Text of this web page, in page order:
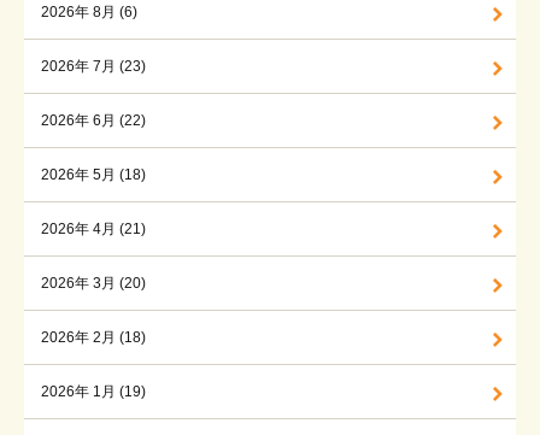
2026年 8月 (6)
2026年 7月 (23)
2026年 6月 (22)
2026年 5月 (18)
2026年 4月 (21)
2026年 3月 (20)
2026年 2月 (18)
2026年 1月 (19)